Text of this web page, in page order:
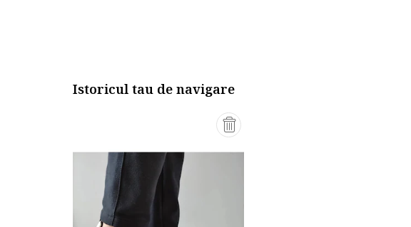
Istoricul tau de navigare